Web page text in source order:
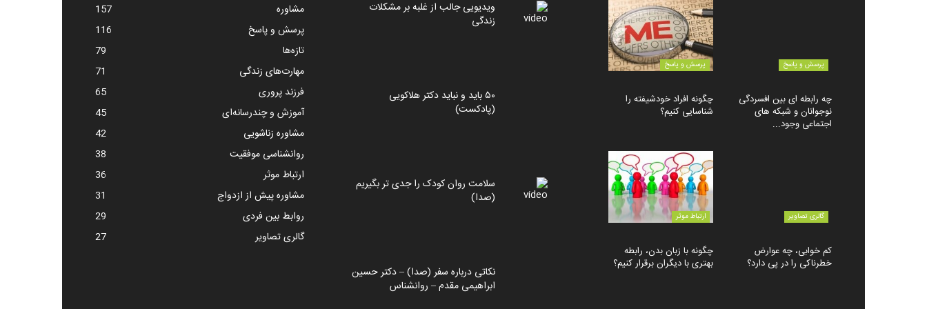
مشاوره
157
پرسش و پاسخ
116
تازه‌ها
79
مهارت‌های زندگی
71
فرزند پروری
65
آموزش و چندرسانه‌ای
45
مشاوره زناشویی
42
روانشناسی موفقیت
38
ارتباط موثر
36
مشاوره پیش از ازدواج
31
روابط بین فردی
29
گالری تصاویر
27
ویدیویی جالب از غلبه بر مشکلات
زندگی
۵۰ باید و نباید دکتر هلاکویی
(پادکست)
سلامت روان کودک را جدی تر بگیریم
(صدا)
نکاتی درباره سفر (صدا) – دکتر حسین
ابراهیمی مقدم – روانشناس
پرسش و پاسخ
چگونه افراد خودشیفته را
شناسایی کنیم؟
پرسش و پاسخ
چه رابطه ای بین افسردگی
نوجوانان و شبکه های
اجتماعی وجود...
ارتباط موثر
چگونه با زبان بدن، رابطه
بهتری با دیگران برقرار کنیم؟
گالری تصاویر
کم خوابی، چه عوارض
خطرناکی را در پی دارد؟